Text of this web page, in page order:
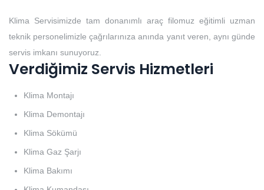
Klima Servisimizde tam donanımlı araç filomuz eğitimli uzman
teknik personelimizle çağrılarınıza anında yanıt veren, aynı günde
servis imkanı sunuyoruz.
Verdiğimiz Servis Hizmetleri
Klima Montajı
Klima Demontajı
Klima Sökümü
Klima Gaz Şarjı
Klima Bakımı